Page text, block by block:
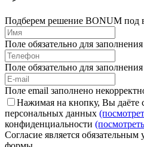
Подберем решение BONUM под
Поле обязательно для заполнения
Поле обязательно для заполнения
Поле email заполнено
Нажимая на кнопку, Вы даёте
персональных данных
конфиденциальности
Согласие является